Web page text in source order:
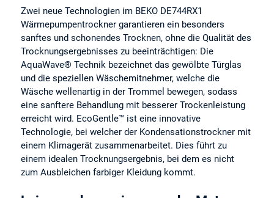
Zwei neue Technologien im BEKO DE744RX1
Wärmepumpentrockner garantieren ein besonders
sanftes und schonendes Trocknen, ohne die Qualität des
Trocknungsergebnisses zu beeinträchtigen: Die
AquaWave® Technik bezeichnet das gewölbte Türglas
und die speziellen Wäschemitnehmer, welche die
Wäsche wellenartig in der Trommel bewegen, sodass
eine sanftere Behandlung mit besserer Trockenleistung
erreicht wird. EcoGentle™ ist eine innovative
Technologie, bei welcher der Kondensationstrockner mit
einem Klimagerät zusammenarbeitet. Dies führt zu
einem idealen Trocknungsergebnis, bei dem es nicht
zum Ausbleichen farbiger Kleidung kommt.